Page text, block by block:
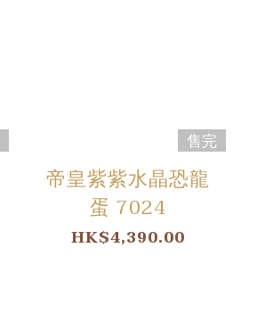
售完
帝皇紫紫水晶恐龍
蛋 7024
HK$4,390.00